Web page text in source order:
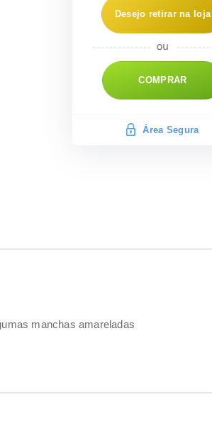
Desejo retirar na loja
COMPRAR
Área Segura
manchas amareladas